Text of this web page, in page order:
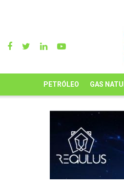
PETRÓLEO GAS